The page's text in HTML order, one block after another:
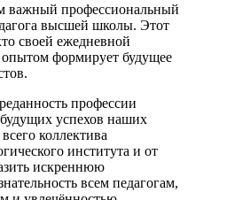
важный профессиональный
высшей школы. Этот
своей ежедневной
формирует будущее
профессии
успехов наших
коллектива
института и от
искреннюю
всем педагогам,